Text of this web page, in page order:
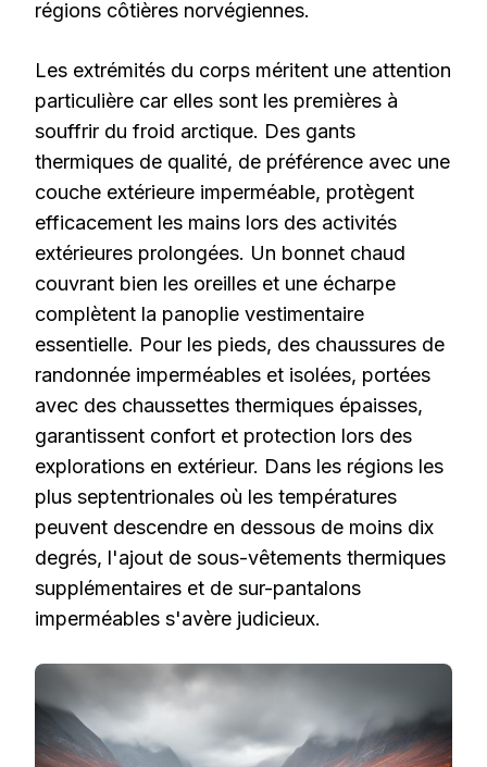
régions côtières norvégiennes.
Les extrémités du corps méritent une attention
particulière car elles sont les premières à
souffrir du froid arctique. Des gants
thermiques de qualité, de préférence avec une
couche extérieure imperméable, protègent
efficacement les mains lors des activités
extérieures prolongées. Un bonnet chaud
couvrant bien les oreilles et une écharpe
complètent la panoplie vestimentaire
essentielle. Pour les pieds, des chaussures de
randonnée imperméables et isolées, portées
avec des chaussettes thermiques épaisses,
garantissent confort et protection lors des
explorations en extérieur. Dans les régions les
plus septentrionales où les températures
peuvent descendre en dessous de moins dix
degrés, l'ajout de sous-vêtements thermiques
supplémentaires et de sur-pantalons
imperméables s'avère judicieux.